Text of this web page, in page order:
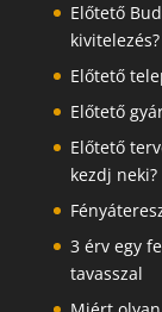
Előtető
kivitelezés?
Előtető
Előtető
Előtető
kezdj neki?
3 érv egy
tavasszal